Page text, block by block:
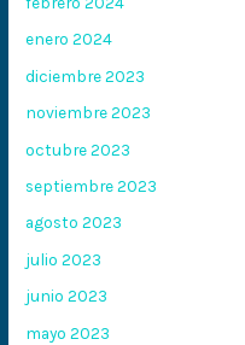
enero 2024
diciembre 2023
noviembre 2023
octubre 2023
septiembre 2023
agosto 2023
julio 2023
junio 2023
mayo 2023